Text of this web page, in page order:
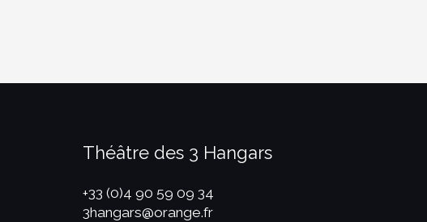
Théâtre des 3 Hangars
+33 (0)4 90 59 09 34
3hangars@orange.fr